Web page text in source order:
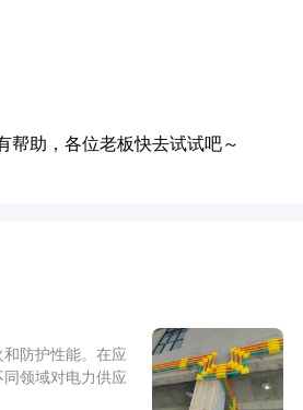
帮助，各位老板快去试试吧～
防护性能。在应
领域对电力供应